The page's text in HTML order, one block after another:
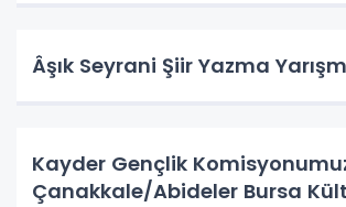
Âşık Seyrani Şiir Yazma
Kayder Gençlik
Çanakkale/Abideler Bursa